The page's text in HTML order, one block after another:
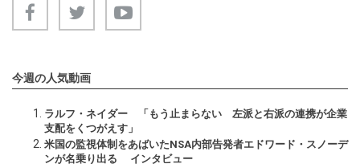
今週の人気動画
ラルフ・ネイダー 「もう止まらない 左派と右派の連携が企業
支配をくつがえす」
米国の監視体制をあばいたNSA内部告発者エドワード・スノーデ
ンが名乗り出る インタビュー